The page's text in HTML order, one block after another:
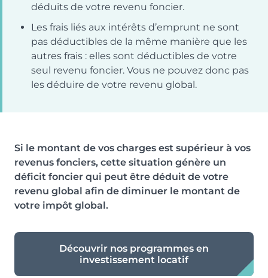
déduits de votre revenu foncier.
Les frais liés aux intérêts d’emprunt ne sont
pas déductibles de la même manière que les
autres frais : elles sont déductibles de votre
seul revenu foncier. Vous ne pouvez donc pas
les déduire de votre revenu global.
Si le montant de vos charges est supérieur à vos
revenus fonciers, cette situation génère un
déficit foncier qui peut être déduit de votre
revenu global afin de diminuer le montant de
votre impôt global.
Découvrir nos programmes en
investissement locatif